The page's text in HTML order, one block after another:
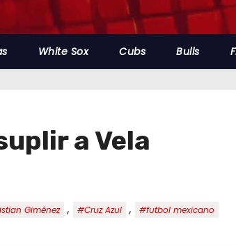
White Sox Cubs Bulls
a Vela
Giménez , #Cruz Azul , #futbol mexicano